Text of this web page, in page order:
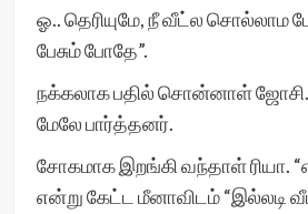
ஓ.. தெரியுமே, நீ வீட்ல சொல்லாம
பேசும் போதே”.
நக்கலாக பதில் சொன்னாள்
மேலே பார்த்தனர்.
சோகமாக இறங்கி வந்தாள் ரியா.
என்று கேட்ட மீனாவிடம் “இல்லடி